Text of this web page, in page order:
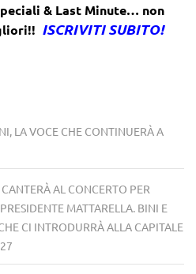
& Last Minute… non
ISCRIVITI SUBITO!
LA VOCE CHE CONTINUERÀ A
AL CONCERTO PER
MATTARELLA. BINI E
CI INTRODURRÀ ALLA CAPITALE